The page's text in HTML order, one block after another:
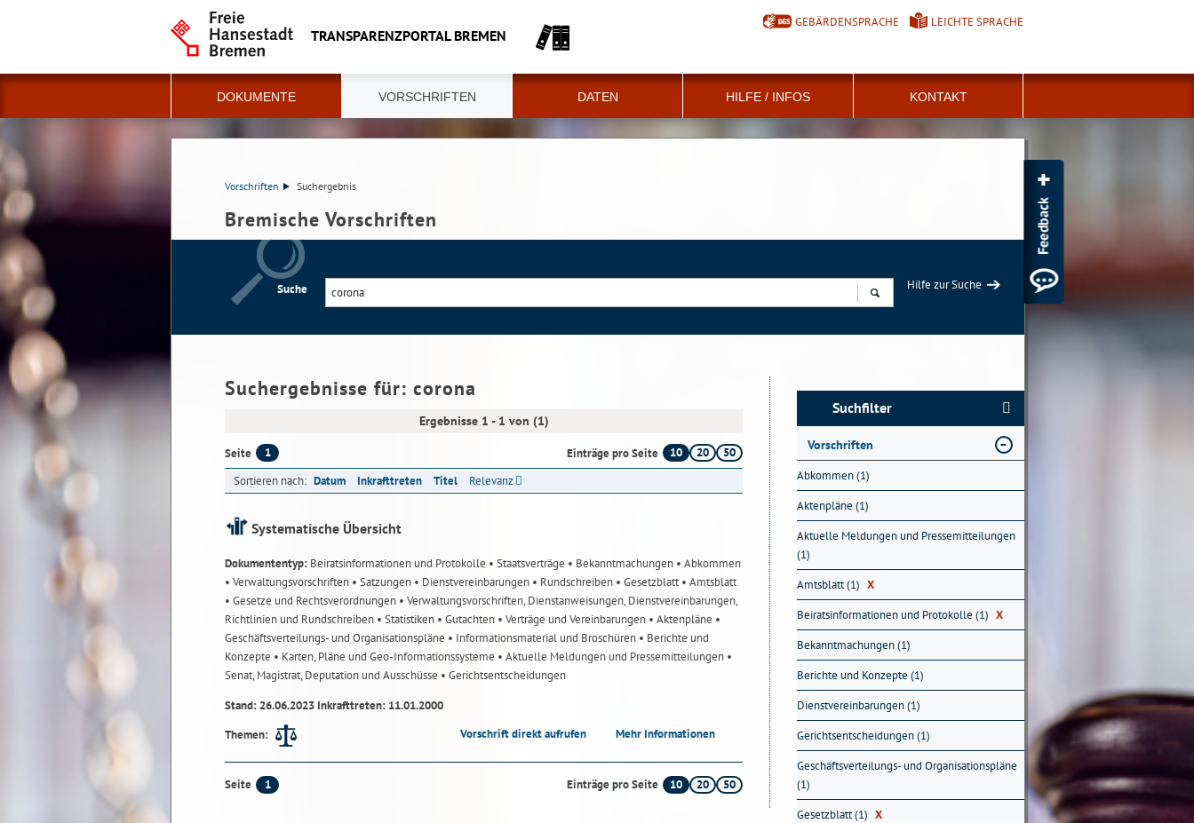
TRANSPARENZPORTAL BREMEN
GEBÄRDENSPRACHE LEICHTE SPRACHE
DOKUMENTE VORSCHRIFTEN DATEN HILFE / INFOS KONTAKT
Vorschriften Suchergebnis
Bremische Vorschriften
Suche
Hilfe zur Suche
Suchergebnisse für: corona
Ergebnisse 1 - 1 von (1)
Seite 1 Einträge pro Seite 10 20
50
Sortieren nach: Datum Inkrafttreten Titel Relevanz
Systematische Übersicht
Dokumententyp: Beiratsinformationen und Protokolle • Staatsverträge • Bekanntmachungen • Abkommen
• Verwaltungsvorschriften • Satzungen • Dienstvereinbarungen • Rundschreiben • Gesetzblatt• Amtsblatt
• Gesetze und Rechtsverordnungen • Verwaltungsvorschriften, Dienstanweisungen, Dienstvereinbarungen,
Richtlinien und Rundschreiben • Statistiken • Gutachten • Verträge und Vereinbarungen • Aktenpläne •
Geschäftsverteilungs- und Organisationspläne • Informationsmaterial und Broschüren • Berichte und
Konzepte • Karten, Pläne und Geo-Informationssysteme • Aktuelle Meldungen und Pressemitteilungen •
Senat, Magistrat, Deputation und Ausschüsse • Gerichtsentscheidungen
Stand: 26.06.2023 Inkrafttreten: 11.01.2000
Themen:
Vorschrift direkt aufrufen Mehr Informationen
Seite 1 Einträge pro Seite 10 20 50
Suchfilter
Vorschriften
Abkommen (1)
Aktenpläne (1)
Aktuelle Meldungen und Pressemitteilungen
(1)
Amtsblatt (1) X
Beiratsinformationen und Protokolle (1) X
Bekanntmachungen (1)
Berichte und Konzepte (1)
Dienstvereinbarungen (1)
Gerichtsentscheidungen (1)
Geschäftsverteilungs- und Organisationspläne
(1)
Gesetzblatt (1) X